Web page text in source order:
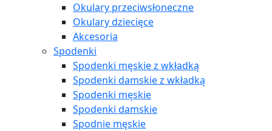
Okulary przeciwsłoneczne
Okulary dziecięce
Akcesoria
Spodenki
Spodenki męskie z wkładką
Spodenki damskie z wkładką
Spodenki męskie
Spodenki damskie
Spodnie męskie